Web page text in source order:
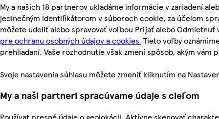
My a našich 18 partnerov ukladáme informácie v zariadení
jedinečným identifikátorom v súboroch cookie, za účelom
môžete udeliť alebo spravovať voľbou Prijať alebo
pre ochranu osobných údajov a cookies. Tieto voľby
prehliadaní. Vaše rozhodnutie však zmení spôsob, akým vám
Svoje nastavenia súhlasu môžete zmeniť kliknutím na
My a naši partneri spracúvame údaje s cieľom